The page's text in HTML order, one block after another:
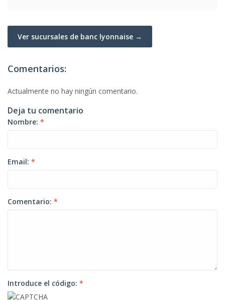
Ver sucursales de banc lyonnaise →
Comentarios:
Actualmente no hay ningún comentario.
Deja tu comentario
Nombre: *
Email: *
Comentario: *
Introduce el código: *